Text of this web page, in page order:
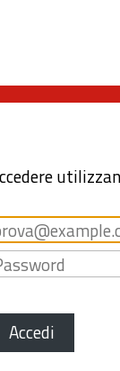
Accedi